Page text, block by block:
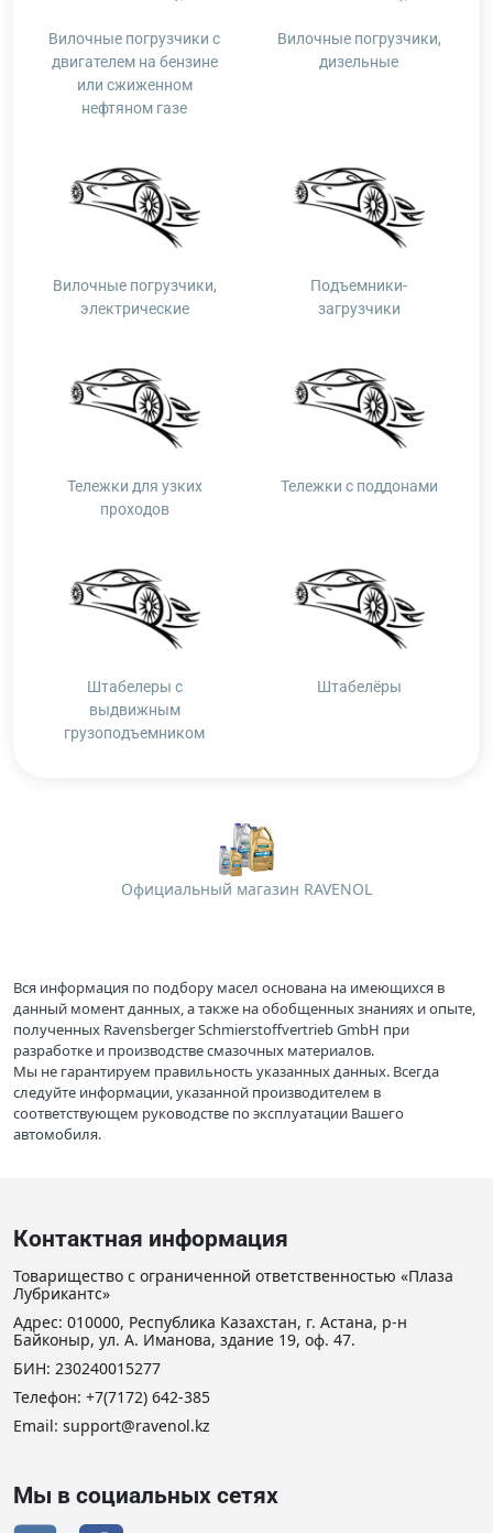
Вилочные погрузчики с
двигателем на бензине
или сжиженном
нефтяном газе
Вилочные погрузчики,
дизельные
Вилочные погрузчики,
электрические
Подъемники-
загрузчики
Тележки для узких
проходов
Тележки с поддонами
Штабелеры с
выдвижным
грузоподъемником
Штабелёры
Официальный магазин RAVENOL
Вся информация по подбору масел основана на имеющихся в
данный момент данных, а также на обобщенных знаниях и опыте,
полученных Ravensberger Schmierstoffvertrieb GmbH при
разработке и производстве смазочных материалов.
Мы не гарантируем правильность указанных данных. Всегда
следуйте информации, указанной производителем в
соответствующем руководстве по эксплуатации Вашего
автомобиля.
Контактная информация
Товарищество с ограниченной ответственностью «Плаза
Лубрикантс»
Адрес: 010000, Республика Казахстан, г. Астана, р-н
Байконыр, ул. А. Иманова, здание 19, оф. 47.
БИН: 230240015277
Телефон: +7(7172) 642-385
Email: support@ravenol.kz
Мы в социальных сетях